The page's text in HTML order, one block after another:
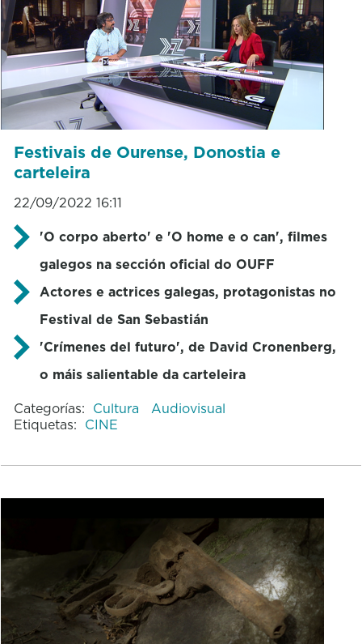
Festivais de Ourense, Donostia e
carteleira
22/09/2022 16:11
'O corpo aberto' e 'O home e o can', filmes
galegos na sección oficial do OUFF
Actores e actrices galegas, protagonistas no
Festival de San Sebastián
'Crímenes del futuro', de David Cronenberg,
o máis salientable da carteleira
Categorías: Cultura
Audiovisual
Etiquetas: CINE